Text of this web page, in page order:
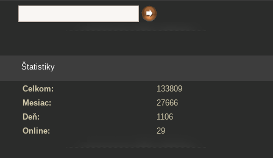
Štatistiky
Online: 29
Celkom:
133809
Mesiac:
27666
Deň:
1106